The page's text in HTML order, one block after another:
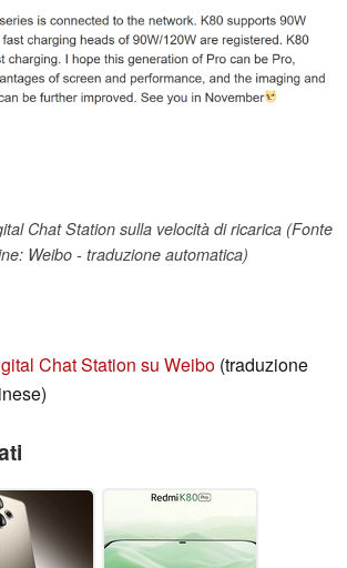
Chat Station sulla velocità di ricarica (Fonte
Weibo - traduzione automatica)
Chat Station su Weibo (traduzione